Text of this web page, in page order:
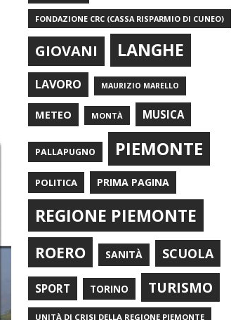
FONDAZIONE CRC (CASSA RISPARMIO DI CUNEO)
GIOVANI LANGHE
LAVORO MAURIZIO MARELLO
METEO MONTÀ MUSICA
PALLAPUGNO PIEMONTE
POLITICA PRIMA PAGINA
REGIONE PIEMONTE
ROERO SANITÀ SCUOLA
SPORT TORINO TURISMO
UNITÀ DI CRISI DELLA REGIONE PIEMONTE